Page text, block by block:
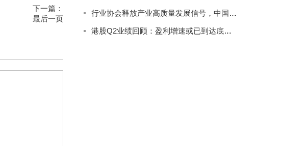
下一篇：
最后一页
行业协会释放产业高质量发展信号，中国葡萄酒迎来提速新姿态
港股Q2业绩回顾：盈利增速或已到达底部区域，市场上涨空间需更多利好